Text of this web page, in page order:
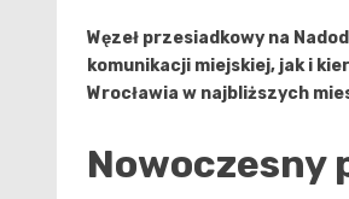
Węzeł przesiadkowy na
komunikacji miejskiej, jak i
Wrocławia w najbliższych
Nowoczesny